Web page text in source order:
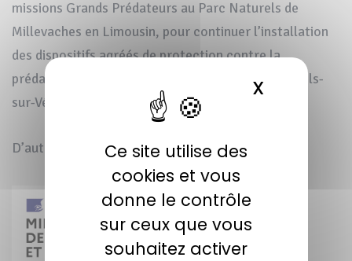
Ce site utilise des
cookies et vous
donne le contrôle
sur ceux que vous
souhaitez activer
X
missions Grands Prédateurs au Parc Naturels de
Millevaches en Limousin, pour continuer l’installation
des dispositifs agréés de protection contre la
prédation, sur l’un des parcs du puy de Razel (Pérols-
sur-Vézère, 19).
D’autres chantiers similaires sont à venir.